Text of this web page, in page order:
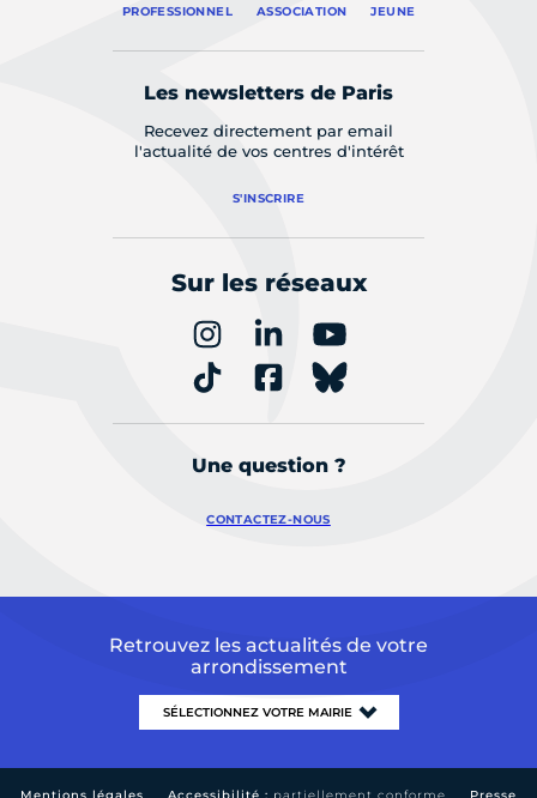
PROFESSIONNEL ASSOCIATION JEUNE
Les newsletters de Paris
Recevez directement par email
l'actualité de vos centres d'intérêt
S'INSCRIRE
Sur les réseaux
Une question ?
CONTACTEZ-NOUS
Retrouvez les actualités de votre
arrondissement